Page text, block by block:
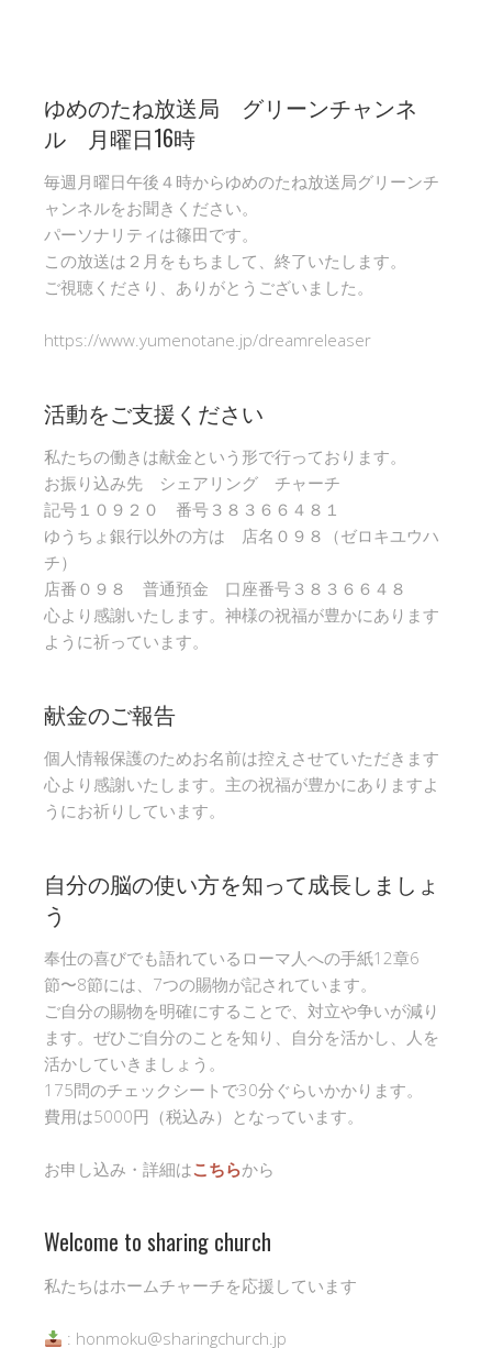
ゆめのたね放送局 グリーンチャンネ
ル 月曜日16時
毎週月曜日午後４時からゆめのたね放送局グリーンチ
ャンネルをお聞きください。
パーソナリティは篠田です。
この放送は２月をもちまして、終了いたします。
ご視聴くださり、ありがとうございました。
https://www.yumenotane.jp/dreamreleaser
活動をご支援ください
私たちの働きは献金という形で行っております。
お振り込み先 シェアリング チャーチ
記号１０９２０ 番号３８３６６４８１
ゆうちょ銀行以外の方は 店名０９８（ゼロキユウハ
チ）
店番０９８ 普通預金 口座番号３８３６６４８
心より感謝いたします。神様の祝福が豊かにあります
ように祈っています。
献金のご報告
個人情報保護のためお名前は控えさせていただきます
心より感謝いたします。主の祝福が豊かにありますよ
うにお祈りしています。
自分の脳の使い方を知って成長しましょ
う
奉仕の喜びでも語れているローマ人への手紙12章6
節〜8節には、7つの賜物が記されています。
ご自分の賜物を明確にすることで、対立や争いが減り
ます。ぜひご自分のことを知り、自分を活かし、人を
活かしていきましょう。
175問のチェックシートで30分ぐらいかかります。
費用は5000円（税込み）となっています。
お申し込み・詳細はこちらから
Welcome to sharing church
私たちはホームチャーチを応援しています
: honmoku@sharingchurch.jp